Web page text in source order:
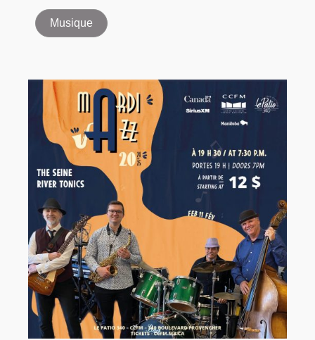
Musique